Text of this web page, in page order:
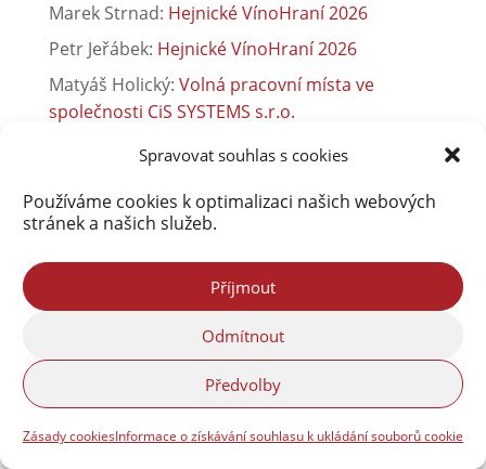
Spravovat souhlas s cookies
Používáme cookies k optimalizaci našich webových
stránek a našich služeb.
Příjmout
Odmítnout
Předvolby
Zásady cookiesInformace o získávání souhlasu k ukládání souborů cookie
Marek Strnad: Hejnické VínoHraní 2026
Petr Jeřábek: Hejnické VínoHraní 2026
Matyáš Holický: Volná pracovní místa ve
společnosti CiS SYSTEMS s.r.o.
:Srpen 1968 na Liberecku a
Lenka Úžasná:Ve Frýdlantu se znovu otevírá
kurz včelařství pro dospělé
přijme nové pracovníky pro pracoviště Liberec
Společnost ETK Check, s.r.o.
přijme nové pracovníky pro pracoviště Liberec
Sběrný dvůr je otevřen jinak